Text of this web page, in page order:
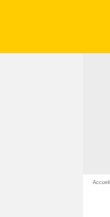
Accueil